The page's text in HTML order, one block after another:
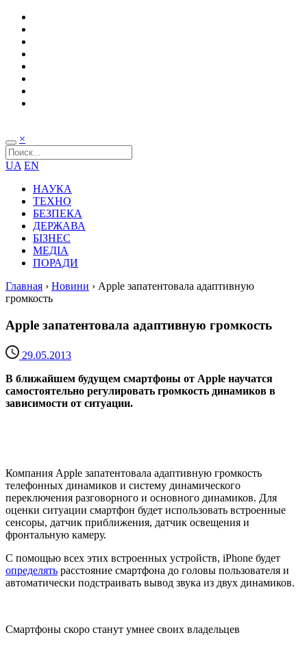
×
UA EN
НАУКА
ТЕХНО
БЕЗПЕКА
ДЕРЖАВА
БІЗНЕС
МЕДІА
ПОРАДИ
Главная › Новини › Apple запатентовала адаптивную
громкость
Apple запатентовала адаптивную громкость
29.05.2013
В ближайшем будущем смартфоны от Apple научатся
самостоятельно регулировать громкость динамиков в
зависимости от ситуации.
Компания Apple запатентовала адаптивную громкость
телефонных динамиков и систему динамического
переключения разговорного и основного динамиков. Для
оценки ситуации смартфон будет использовать встроенные
сенсоры, датчик приближения, датчик освещения и
фронтальную камеру.
С помощью всех этих встроенных устройств, iPhone будет
определять расстояние смартфона до головы пользователя и
автоматически подстраивать вывод звука из двух динамиков.
Смартфоны скоро станут умнее своих владельцев